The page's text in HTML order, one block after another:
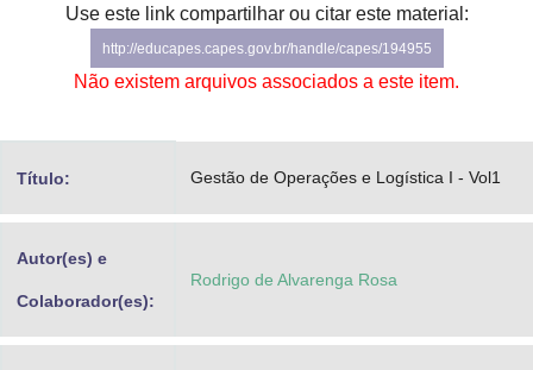
Use este link compartilhar ou citar este material:
http://educapes.capes.gov.br/handle/capes/194955
Não existem arquivos associados a este item.
Título: Gestão de Operações e Logística I - Vol1
Autor(es) e
Colaborador(es):
Rodrigo de Alvarenga Rosa